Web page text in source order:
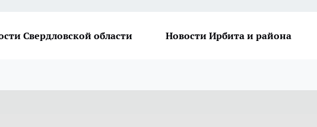
Свердловской области Новости Ирбита и района